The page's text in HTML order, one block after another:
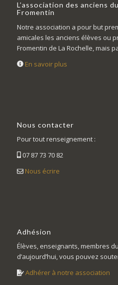
L’association des anciens
Fromentin
Notre association a pour but
amicales les anciens élèves ou
Fromentin de La Rochelle, mais
En savoir plus
Nous contacter
Pour tout renseignement :
07 87 73 70 82
Nous écrire
Adhésion
Élèves, enseignants, membres
d’aujourd’hui, vous pouvez
Adhérer à notre association